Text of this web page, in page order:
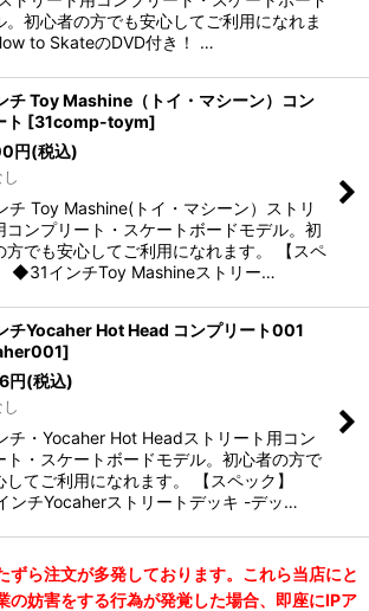
。初心者の方でも安心してご利用になれま
to SkateのDVD付き！ …
チ Toy Mashine（トイ・マシーン）コン
ト [31comp-toym]
円(税込)
チ Toy Mashine(トイ・マシーン）ストリ
コンプリート・スケートボードモデル。初
方でも安心してご利用になれます。 【スペ
◆31インチToy Mashineストリー…
チYocaher Hot Head コンプリート001
]
円(税込)
チ・Yocaher Hot Headストリート用コン
ト・スケートボードモデル。初心者の方で
してご利用になれます。 【スペック】
ンチYocaherストリートデッキ -デッ…
ずら注文が多発しております。これら当店にと
の妨害をする行為が発覚した場合、即座にIPア